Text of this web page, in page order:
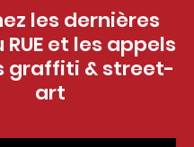
les dernières
et les appels
graffiti & street-
art